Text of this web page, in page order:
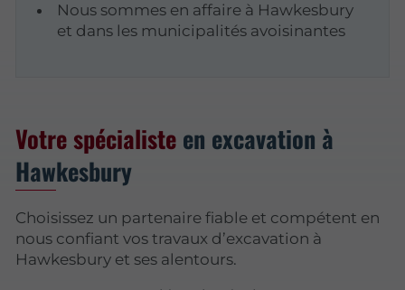
Nous sommes en affaire à Hawkesbury
et dans les municipalités avoisinantes
Votre spécialiste en excavation à
Hawkesbury
Choisissez un partenaire fiable et compétent en
nous confiant vos travaux d’excavation à
Hawkesbury et ses alentours.